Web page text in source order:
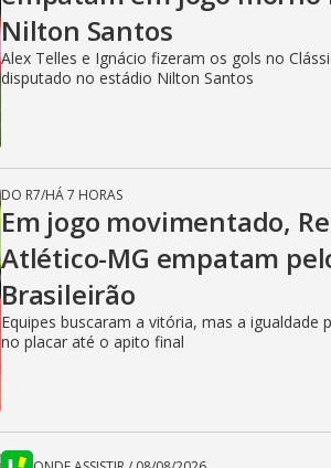
Nilton Santos
Alex Telles e Ignácio fizeram os gols no
disputado no estádio Nilton Santos
DO R7/HÁ 7 HORAS
Em jogo movimentado,
Atlético-MG empatam
Brasileirão
Equipes buscaram a vitória, mas a igualdade
no placar até o apito final